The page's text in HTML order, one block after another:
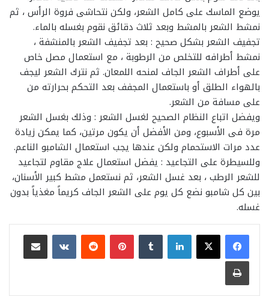
يوضع الماسك على كامل الشعر، ولكن نتحاشى فروة الرأس ، ثم
نمشط الشعر بالمشط وبعد ثلاث دقائق نقوم بغسله بالماء.
تجفيف الشعر بشكل صحيح : بعد تجفيف الشعر بالمنشفة ،
نمشط أطرافه للتخلص من الرطوبة ، مع استعمال مصل خاص
على أطراف الشعر الجاف لمنحه اللمعان. ثم نترك الشعر ليجف
بالهواء الطلق أو باستعمال المجفف بعد التحكم بحرارته من
على مسافة من الشعر.
ويفضل اتباع النظام الصحيح لغسل الشعر : وذلك بغسل الشعر
مرة فى الأسبوع، ومن الأفضل أن يكون مرتين، كما يمكن زيادة
عدد مرات الاستحمام ولكن عندها يجب استعمال الشامبو الناعم.
وللسيطرة على التجاعيد : يفضل استعمال علاج مقاوم لتجاعيد
للشعر الرطب ، بعد غسل الشعر، ثم نستعمل مشط كبير الأسنان،
بين كل شامبو نضع كل يوم على الشعر الجاف كريماً مغذياً بدون
غسله.
لينكدإن بينتيريست
مشاركة عبر البريد
طباعة